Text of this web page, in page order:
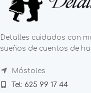
Detalles cuidados con
sueños de cuentos de
Móstoles
Tel: 625 99 17 44